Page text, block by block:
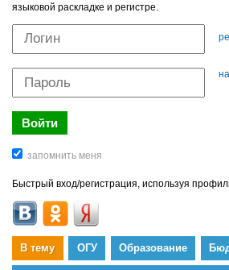
языковой раскладке и регистре.
Быстрый вход/регистрация, используя
В тему ОГУ Образование